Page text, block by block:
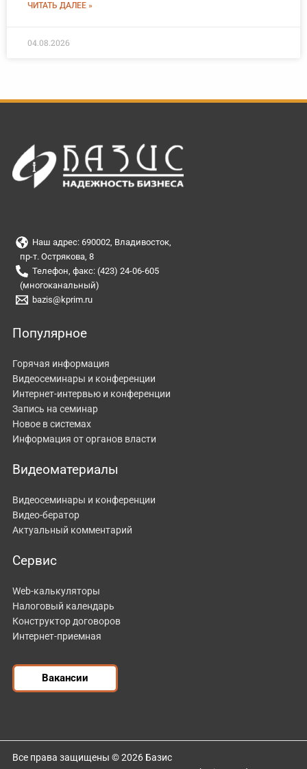
ЧИТАТЬ ДАЛЕЕ »
04.08.2026
Наш адрес: 690002, Владивосток,
пр-т. Острякова, 8
Телефон, факс: (423) 24-06-605
(многоканальный)
bazis@kprim.ru
Популярное
Горячая информация
Видеосеминары и конференции
Интернет-интервью и конференции
Запись на семинар
Новое в системах
Информация от органов власти
Видеоматериалы
Видеосеминары и конференции
Видео-бератор
Актуальный комментарий
Сервис
Web-калькуляторы
Налоговый календарь
Конструктор договоров
Интернет-приемная
Вакансии
Все права защищены © 2026 Базис